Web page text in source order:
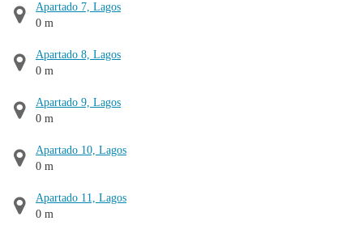
Apartado 7, Lagos
0 m
Apartado 8, Lagos
0 m
Apartado 9, Lagos
0 m
Apartado 10, Lagos
0 m
Apartado 11, Lagos
0 m